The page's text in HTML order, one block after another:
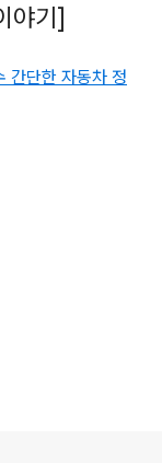
야기]
단한 자동차 정